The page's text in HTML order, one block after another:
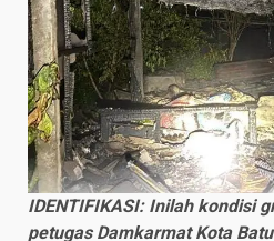
IDENTIFIKASI: Inilah kondisi
petugas Damkarmat Kota